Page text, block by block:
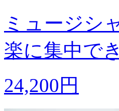
ミュージシ
楽に集中で
24,200円